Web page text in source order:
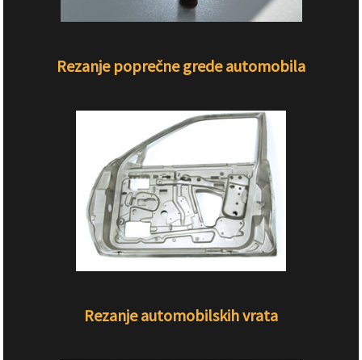
Rezanje poprečne grede automobila
Rezanje automobilskih vrata